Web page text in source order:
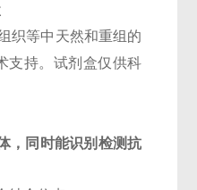
织等中天然和重组的
支持。试剂盒仅供科
，同时能识别检测抗